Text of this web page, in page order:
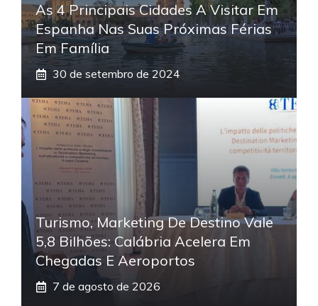
As 4 Principais Cidades A Visitar Em
Espanha Nas Suas Próximas Férias
Em Família
30 de setembro de 2024
Turismo, Marketing De Destino Vale
5,8 Bilhões: Calábria Acelera Em
Chegadas E Aeroportos
7 de agosto de 2026